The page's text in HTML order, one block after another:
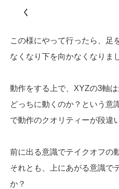
く
この様にやって行ったら、足
なくなり下を向かなくなりま
動作をする上で、XYZの3軸は
どっちに動くのか？という意
で動作のクオリティーが段違
前に出る意識でテイクオフの
それとも、上にあがる意識で
か？